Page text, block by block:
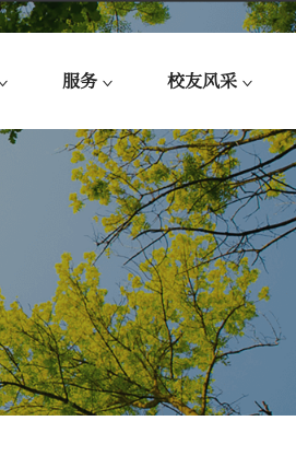
服务 校友风采